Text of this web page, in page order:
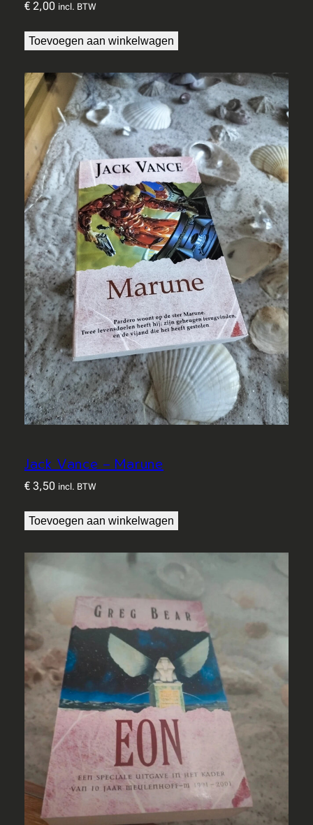
€2,00 incl. BTW
Toevoegen aan winkelwagen
Jack Vance – Marune
€3,50 incl. BTW
Toevoegen aan winkelwagen